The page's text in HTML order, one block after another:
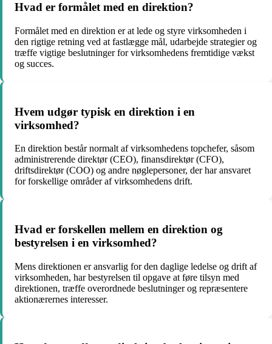
Hvad er formålet med en direktion?
Formålet med en direktion er at lede og styre virksomheden i
den rigtige retning ved at fastlægge mål, udarbejde strategier og
træffe vigtige beslutninger for virksomhedens fremtidige vækst
og succes.
Hvem udgør typisk en direktion i en
virksomhed?
En direktion består normalt af virksomhedens topchefer, såsom
administrerende direktør (CEO), finansdirektør (CFO),
driftsdirektør (COO) og andre nøglepersoner, der har ansvaret
for forskellige områder af virksomhedens drift.
Hvad er forskellen mellem en direktion og
bestyrelsen i en virksomhed?
Mens direktionen er ansvarlig for den daglige ledelse og drift af
virksomheden, har bestyrelsen til opgave at føre tilsyn med
direktionen, træffe overordnede beslutninger og repræsentere
aktionærernes interesser.